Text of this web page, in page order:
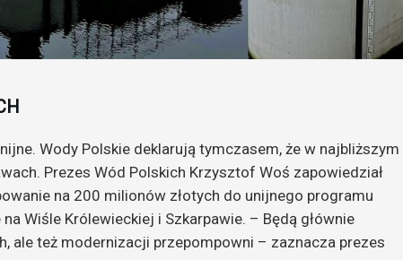
Wody Polskie deklarują tymczasem, że w najbliższym
Prezes Wód Polskich Krzysztof Woś zapowiedział
na 200 milionów złotych do unijnego programu
Wiśle Królewieckiej i Szkarpawie. – Będą głównie
ale też modernizacji przepompowni – zaznacza prezes